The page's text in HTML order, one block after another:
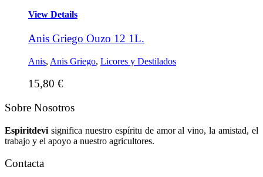
View Details
Anis Griego Ouzo 12 1L.
Anis, Anis Griego, Licores y Destilados
15,80 €
Sobre Nosotros
Espiritdevi significa nuestro espíritu de amor al vino, la amistad, el
trabajo y el apoyo a nuestro agricultores.
Contacta